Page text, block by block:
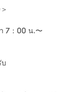
7：00 น.〜
บ